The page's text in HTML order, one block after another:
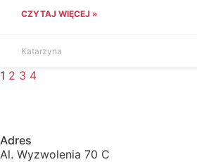
CZYTAJ WIĘCEJ »
Katarzyna
1 2 3 4
Adres
Al. Wyzwolenia 70 C